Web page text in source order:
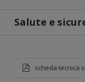
Salute e
scheda tecnica